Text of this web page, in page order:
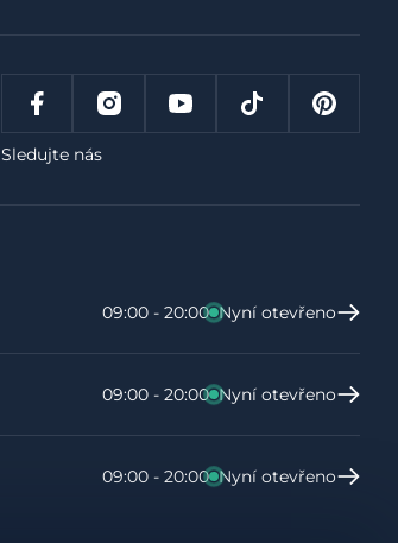
Sledujte nás
09:00 - 20:00 Nyní otevřeno
09:00 - 20:00 Nyní otevřeno
09:00 - 20:00 Nyní otevřeno